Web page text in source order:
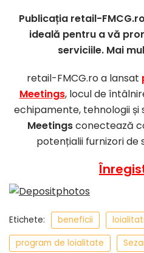
Publicația retail-
ideală pentru a vă
serviciile. Mai
retail-FMCG.ro a lansat
Meetings, locul de
echipamente, tehnologii și
Meetingsconectează
potențialii furnizori
Etichete: beneficii
program de loialitate